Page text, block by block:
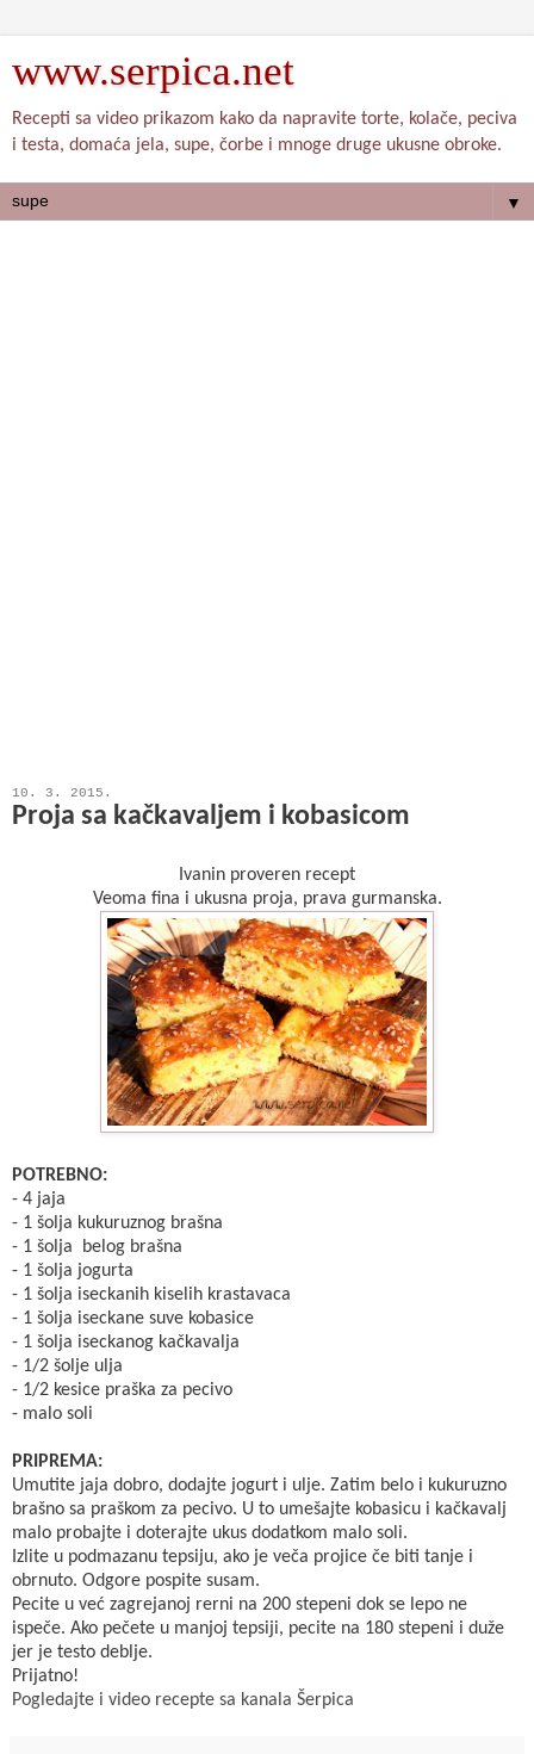
www.serpica.net
Recepti sa video prikazom kako da napravite torte, kolače, peciva
i testa, domaća jela, supe, čorbe i mnoge druge ukusne obroke.
▼
10. 3. 2015.
Proja sa kačkavaljem i kobasicom
Ivanin proveren recept
Veoma fina i ukusna proja, prava gurmanska.
POTREBNO:
- 4 jaja
- 1 šolja kukuruznog brašna
- 1 šolja belog brašna
- 1 šolja jogurta
- 1 šolja iseckanih kiselih krastavaca
- 1 šolja iseckane suve kobasice
- 1 šolja iseckanog kačkavalja
- 1/2 šolje ulja
- 1/2 kesice praška za pecivo
- malo soli
PRIPREMA:
Umutite jaja dobro, dodajte jogurt i ulje. Zatim belo i kukuruzno
brašno sa praškom za pecivo. U to umešajte kobasicu i kačkavalj
malo probajte i doterajte ukus dodatkom malo soli.
Izlite u podmazanu tepsiju, ako je veča projice če biti tanje i
obrnuto. Odgore pospite susam.
Pecite u već zagrejanoj rerni na 200 stepeni dok se lepo ne
ispeče. Ako pečete u manjoj tepsiji, pecite na 180 stepeni i duže
jer je testo deblje.
Prijatno!
Pogledajte i video recepte sa kanala Šerpica